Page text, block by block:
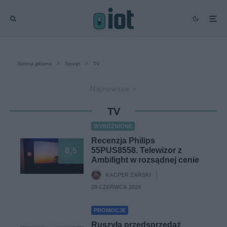
Strona główna Sprzęt TV
TV
8,5
WYRÓŻNIONE
Recenzja Philips
55PUS8558. Telewizor z
Ambilight w rozsądnej cenie
KACPER ŻARSKI
29 CZERWCA 2024
PROMOCJE
Ruszyła przedsprzedaż